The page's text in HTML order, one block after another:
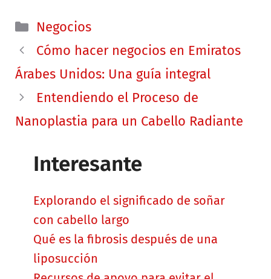
Categorías
Negocios
Cómo hacer negocios en Emiratos
Árabes Unidos: Una guía integral
Entendiendo el Proceso de
Nanoplastia para un Cabello Radiante
Interesante
Explorando el significado de soñar
con cabello largo
Qué es la fibrosis después de una
liposucción